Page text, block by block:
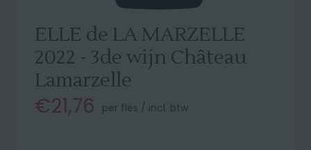
ELLE de LA MARZELLE
2022 - 3de wijn Château
Lamarzelle
€21,76 per fles / incl. btw